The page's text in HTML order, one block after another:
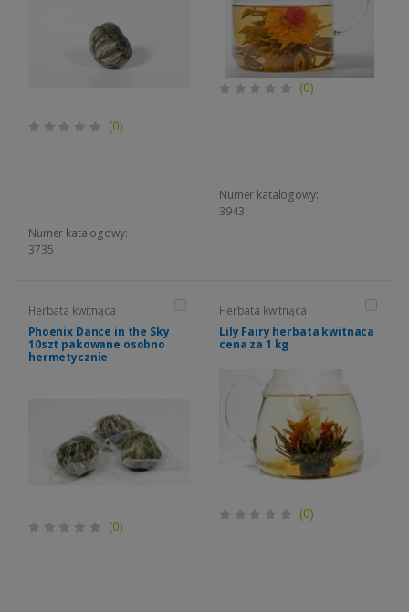
(0)
Numer katalogowy:
3735
(0)
Numer katalogowy:
3943
Herbata kwitnąca
Phoenix Dance in the Sky
10szt pakowane osobno
hermetycznie
(0)
Herbata kwitnąca
Lily Fairy herbata kwitnaca
cena za 1 kg
(0)